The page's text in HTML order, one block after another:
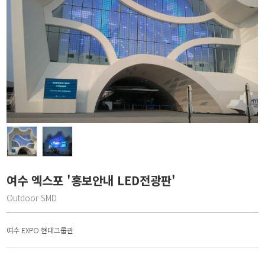
여수 엑스포 '홍보안내 LED전광판'
Outdoor SMD
여수 EXPO 현대그룹관